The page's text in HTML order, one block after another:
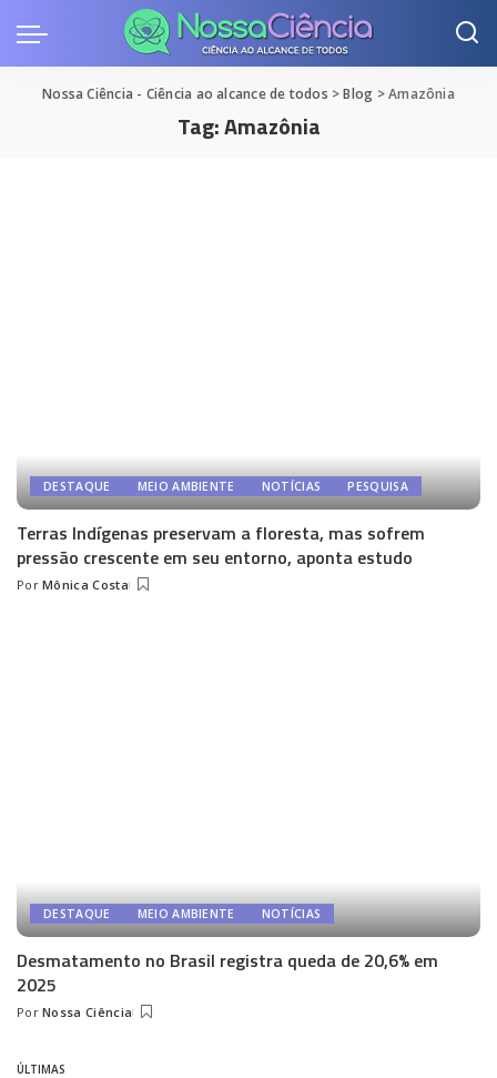
Nossa Ciência - Ciência ao alcance de todos >Blog >Amazônia
Tag:Amazônia
DESTAQUE MEIO AMBIENTE NOTÍCIAS PESQUISA
Terras Indígenas preservam a floresta, mas sofrem
pressão crescente em seu entorno, aponta estudo
Posted
Por Mônica Costa
DESTAQUE MEIO AMBIENTE NOTÍCIAS
Desmatamento no Brasil registra queda de 20,6% em
2025
Posted
Por Nossa Ciência
ÚLTIMAS